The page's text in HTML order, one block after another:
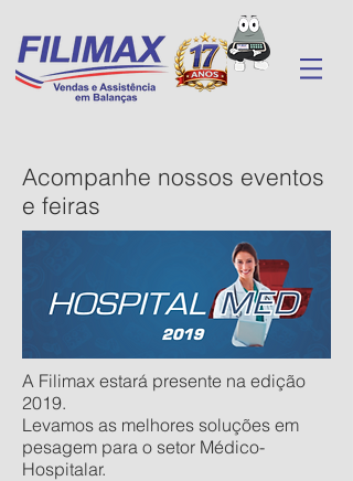
Acompanhe nossos eventos
e feiras
A Filimax estará presente na edição
2019.
Levamos as melhores soluções em
pesagem para o setor Médico-
Hospitalar.